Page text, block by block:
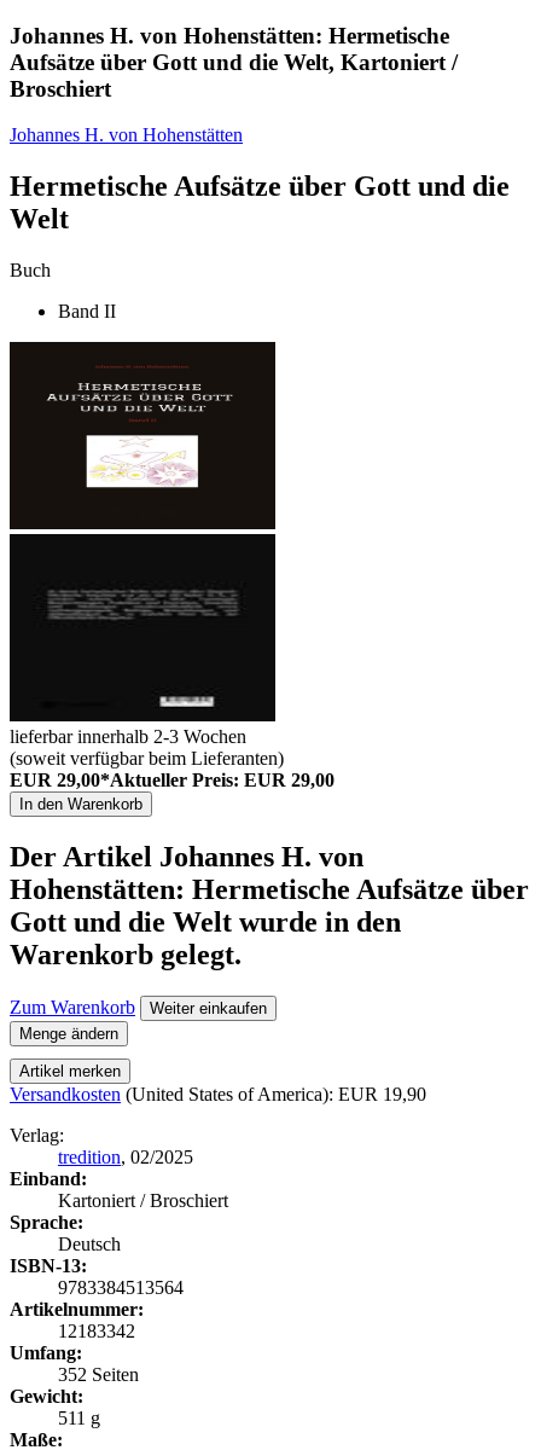
Johannes H. von Hohenstätten: Hermetische
Aufsätze über Gott und die Welt, Kartoniert /
Broschiert
Johannes H. von Hohenstätten
Hermetische Aufsätze über Gott und die
Welt
Buch
Band II
lieferbar innerhalb 2-3 Wochen
(soweit verfügbar beim Lieferanten)
EUR 29,00*Aktueller Preis: EUR 29,00
In den Warenkorb
Der Artikel Johannes H. von
Hohenstätten: Hermetische Aufsätze über
Gott und die Welt wurde in den
Warenkorb gelegt.
Zum Warenkorb
Weiter einkaufen
Menge ändern
Artikel merken
Versandkosten (United States of America): EUR 19,90
Verlag:
tredition, 02/2025
Einband:
Kartoniert / Broschiert
Sprache:
Deutsch
ISBN-13:
9783384513564
Artikelnummer:
12183342
Umfang:
352 Seiten
Gewicht:
511 g
Maße: